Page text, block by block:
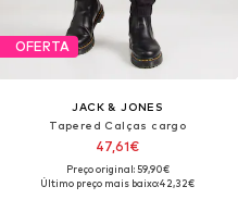
OFERTA
JACK & JONES
Tapered Calças cargo
47,61€
Preço original: 59,90€
Último preço mais baixo:42,32€